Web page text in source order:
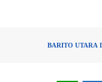
BARITO UTARA